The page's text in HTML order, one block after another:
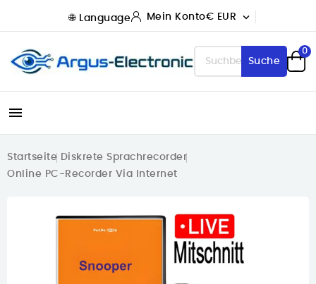
Mein Konto€ EUR 
Suche
0

Startseite Diskrete Sprachrecorder
Online PC-Recorder Via Internet